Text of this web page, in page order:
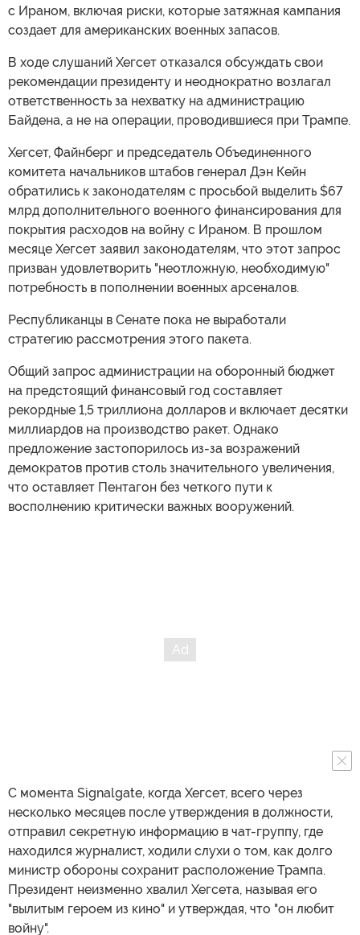
с Ираном, включая риски, которые затяжная кампания
создает для американских военных запасов.
В ходе слушаний Хегсет отказался обсуждать свои
рекомендации президенту и неоднократно возлагал
ответственность за нехватку на администрацию
Байдена, а не на операции, проводившиеся при Трампе.
Хегсет, Файнберг и председатель Объединенного
комитета начальников штабов генерал Дэн Кейн
обратились к законодателям с просьбой выделить $67
млрд дополнительного военного финансирования для
покрытия расходов на войну с Ираном. В прошлом
месяце Хегсет заявил законодателям, что этот запрос
призван удовлетворить "неотложную, необходимую"
потребность в пополнении военных арсеналов.
Республиканцы в Сенате пока не выработали
стратегию рассмотрения этого пакета.
Общий запрос администрации на оборонный бюджет
на предстоящий финансовый год составляет
рекордные 1,5 триллиона долларов и включает десятки
миллиардов на производство ракет. Однако
предложение застопорилось из-за возражений
демократов против столь значительного увеличения,
что оставляет Пентагон без четкого пути к
восполнению критически важных вооружений.
С момента Signalgate, когда Хегсет, всего через
несколько месяцев после утверждения в должности,
отправил секретную информацию в чат-группу, где
находился журналист, ходили слухи о том, как долго
министр обороны сохранит расположение Трампа.
Президент неизменно хвалил Хегсета, называя его
"вылитым героем из кино" и утверждая, что "он любит
войну".